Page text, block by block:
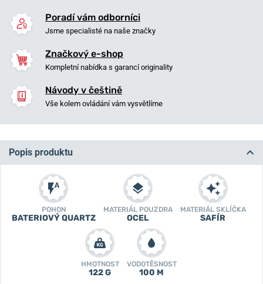
Poradí vám odborníci
Jsme specialisté na naše značky
Značkový e-shop
Kompletní nabídka s garancí originality
Návody v češtině
Vše kolem ovládání vám vysvětlíme
Popis produktu
POHON
BATERIOVÝ QUARTZ
MATERIÁL POUZDRA
OCEL
MATERIÁL SKLÍČKA
SAFÍR
HMOTNOST
122 G
VODOTĚSNOST
100 M